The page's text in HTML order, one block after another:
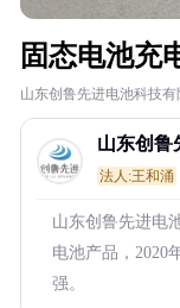
固态电池充
山东创鲁先进电池科技有
山东创鲁
法人:王和涌
山东创鲁先进电
电池产品，2020
强。